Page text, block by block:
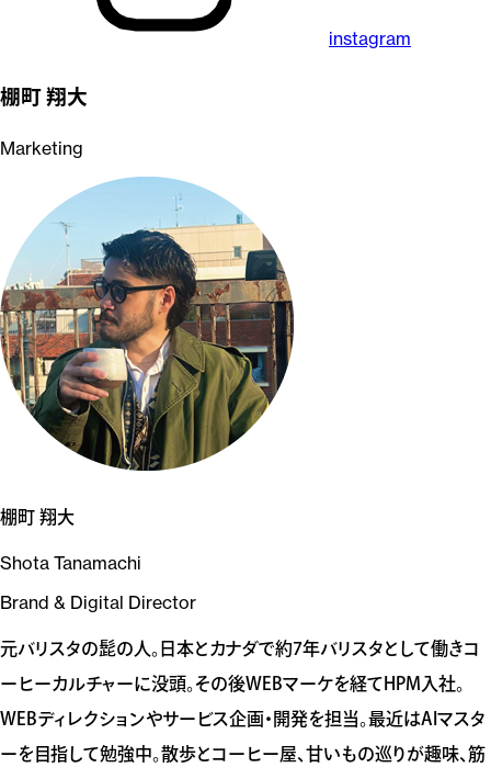
instagram
棚町 翔大
Marketing
棚町 翔大
Shota Tanamachi
Brand & Digital Director
元バリスタの髭の人。日本とカナダで約7年バリスタとして働きコ
ーヒーカルチャーに没頭。その後WEBマーケを経てHPM入社。
WEBディレクションやサービス企画・開発を担当。最近はAIマスタ
ーを目指して勉強中。散歩とコーヒー屋、甘いもの巡りが趣味、筋